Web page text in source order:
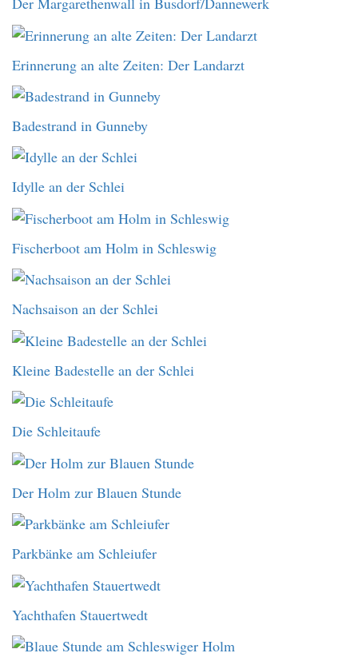
Erinnerung an alte Zeiten: Der Landarzt
Badestrand in Gunneby
Idylle an der Schlei
Fischerboot am Holm in Schleswig
Nachsaison an der Schlei
Kleine Badestelle an der Schlei
Die Schleitaufe
Der Holm zur Blauen Stunde
Parkbänke am Schleiufer
Yachthafen Stauertwedt